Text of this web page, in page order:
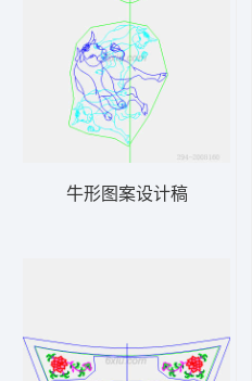
牛形图案设计稿